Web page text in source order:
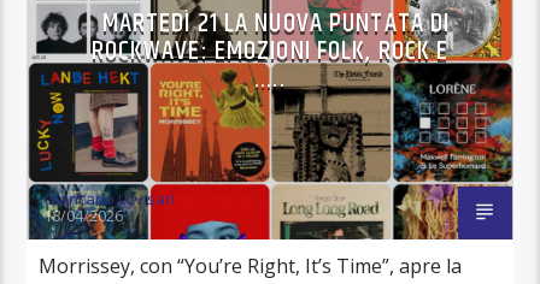
MARTEDÌ 21 LA NUOVA PUNTATA DI
ROCKWAVE: EMOZIONI FOLK, ROCK E
…..
Giancarlo Lovisari
18/04/2026
Morrissey, con “You’re Right, It’s Time”, apre la